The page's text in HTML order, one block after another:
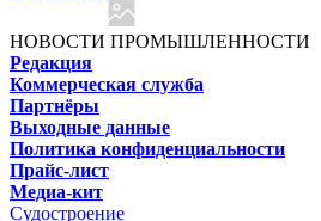
НОВОСТИ ПРОМЫШЛЕННОСТИ
Редакция
Коммерческая служба
Партнёры
Выходные данные
Политика конфиденциальности
Прайс-лист
Медиа-кит
Судостроение